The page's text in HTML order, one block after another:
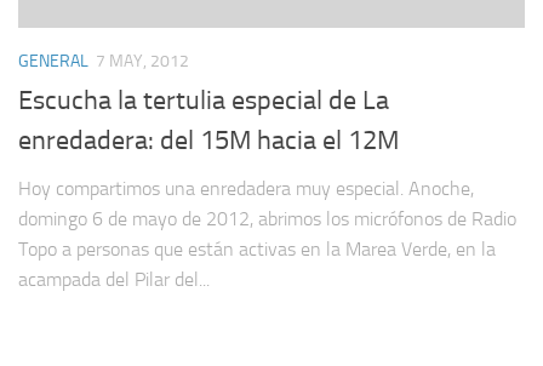
GENERAL 7 MAY, 2012
Escucha la tertulia especial de La
enredadera: del 15M hacia el 12M
Hoy compartimos una enredadera muy especial. Anoche,
domingo 6 de mayo de 2012, abrimos los micrófonos de Radio
Topo a personas que están activas en la Marea Verde, en la
acampada del Pilar del...